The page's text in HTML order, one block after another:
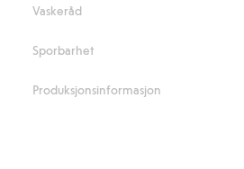
Vaskeråd
Sporbarhet
Produksjonsinformasjon